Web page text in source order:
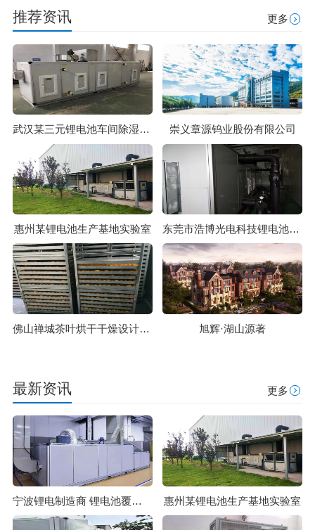
推荐资讯 更多
武汉某三元锂电池车间除湿系统 崇义章源钨业股份有限公司
惠州某锂电池生产基地实验室 东莞市浩博光电科技锂电池覆膜专用除湿机组22000风量
佛山禅城茶叶烘干干燥设计生产安装运维一站式服务 旭辉·湖山源著
最新资讯 更多
宁波锂电制造商 锂电池覆膜生产车间除湿项目 惠州某锂电池生产基地实验室